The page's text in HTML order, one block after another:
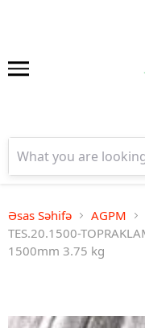
Əsas Səhifə AGPM
TES.20.1500-
1500mm 3.75 kg